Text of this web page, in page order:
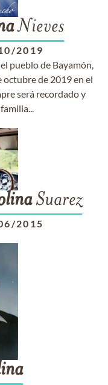
Nieves
2019
pueblo de Bayamón,
octubre de 2019 en el
será recordado y
Suarez
2015